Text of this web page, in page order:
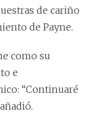
de cariño
de Payne.
como su
e
“Continuaré